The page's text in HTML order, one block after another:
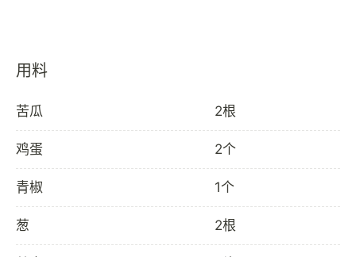
用料
苦瓜 2根
鸡蛋 2个
青椒 1个
葱 2根